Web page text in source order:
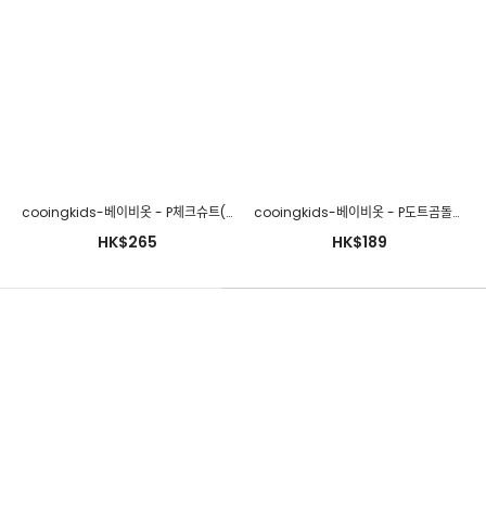
cooingkids-베이비옷 - P체크슈트(레깅스세트)♡韓國幼兒裝
HK$265
cooingkids-베이비옷 - P도트곰돌이모자♡韓國幼兒裝
HK$189